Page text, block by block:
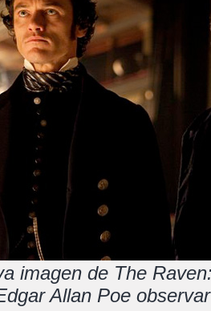
imagen de The
Allan Poe